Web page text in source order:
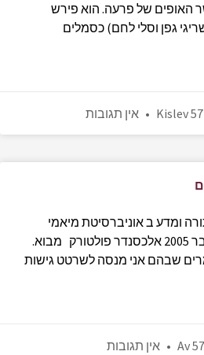
האופים של פרעה. הוא פירש
גפן וסלי לחם) כסמלים
אין תגובות
ומדע ב אוניברסיטת מיאמי
הבינלאומית ב־18 בדצמבר 2005 אלכסנדר פולטורק מבוא.
שבהם אני מנסה לשרטט גישות
אין תגובות